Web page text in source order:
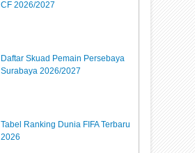
CF 2026/2027
Daftar Skuad Pemain Persebaya
Surabaya 2026/2027
Tabel Ranking Dunia FIFA Terbaru
2026